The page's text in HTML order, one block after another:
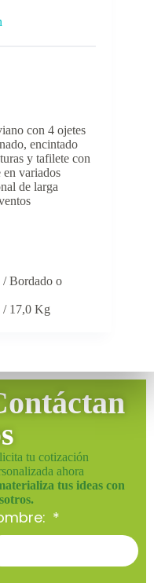
con 4 ojetes
encintado
y tafilete con
en variados
de larga
/ Bordado o
/ 17,0 Kg
tu cotización
ahora
tus ideas con